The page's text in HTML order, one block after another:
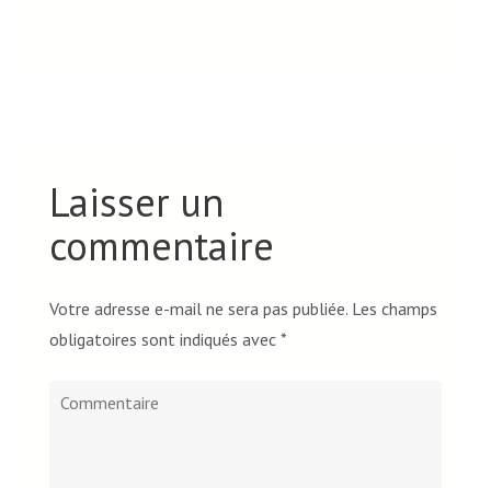
Laisser un
commentaire
Votre adresse e-mail ne sera pas publiée. Les champs
obligatoires sont indiqués avec *
Commentaire